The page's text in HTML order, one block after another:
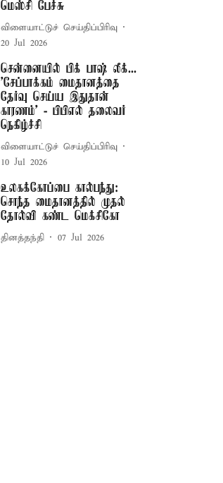
மெஸ்சி பேச்சு
விளையாட்டுச் செய்திப்பிரிவு
20 Jul 2026
சென்னையில் பிக் பாஷ் லீக்...
’சேப்பாக்கம் மைதானத்தை
தேர்வு செய்ய இதுதான்
காரணம்’ - பிபிஎல் தலைவர்
நெகிழ்ச்சி
விளையாட்டுச் செய்திப்பிரிவு
10 Jul 2026
உலகக்கோப்பை கால்பந்து:
சொந்த மைதானத்தில் முதல்
தோல்வி கண்ட மெக்சிகோ
தினத்தந்தி 07 Jul 2026